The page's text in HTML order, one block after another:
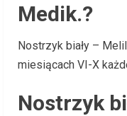
Medik.?
Nostrzyk biały –
miesiącach VI-X
Nostrzyk